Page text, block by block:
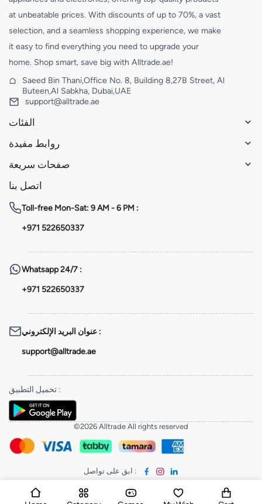
at unbeatable prices. With discounts of up to 70%, a vast
selection, and a seamless shopping experience, we make
it easy to find everything you need to upgrade your
home. Shop smart, save big with Alltrade.ae!
Saeed Bin Thani,Office No. 8, Building 8,27B Street, Al
Buteen,Al Sabkha, Dubai,UAE
support@alltrade.ae
الفئات
روابط مفيدة
صفحات سريعة
اتصل بنا
Toll-free Mon-Sat: 9 AM - 6 PM :
+971 522650337
Whatsapp24/7 :
+971 522650337
عنوان البريد الإلكتروني :
support@alltrade.ae
تحميل التطبيق :
©2026 Alltrade All rights reserved
ابق على تواصل :